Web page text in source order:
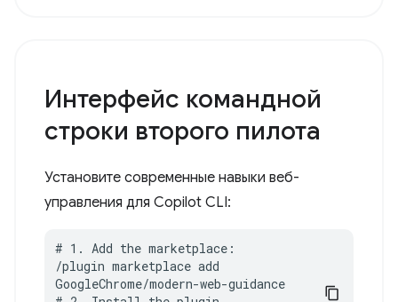
Интерфейс командной
строки второго пилота
Установите современные навыки веб-
управления для Copilot CLI:
# 1. Add the marketplace:
/plugin marketplace add
GoogleChrome/modern-web-guidance